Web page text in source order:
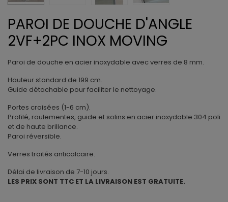
PAROI DE DOUCHE D'ANGLE
2VF+2PC INOX MOVING
Paroi de douche en acier inoxydable avec verres de 8 mm.
Hauteur standard de 199 cm.
Guide détachable pour faciliter le nettoyage.
Portes croisées (1-6 cm).
Profilé, roulementes, guide et solins en acier inoxydable 304 poli
et de haute brillance.
Paroi réversible.
Verres traités anticalcaire.
Délai de livraison de 7-10 jours.
LES PRIX SONT TTC ET LA LIVRAISON EST GRATUITE.